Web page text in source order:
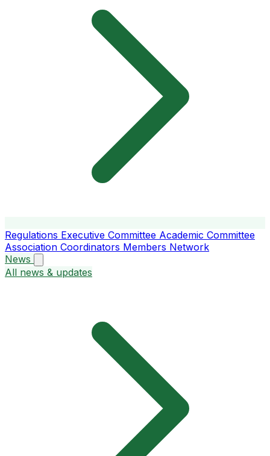
Regulations Executive Committee Academic Committee
Association Coordinators Members Network
News
All news & updates